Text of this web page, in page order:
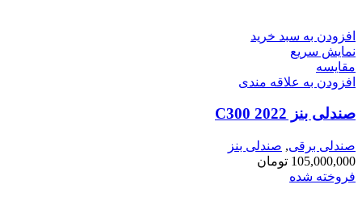
افزودن به سبد خرید
نمایش سریع
مقايسه
افزودن به علاقه مندی
صندلی بنز C300 2022
صندلی برقی, صندلی بنز
105,000,000 تومان
فروخته شده